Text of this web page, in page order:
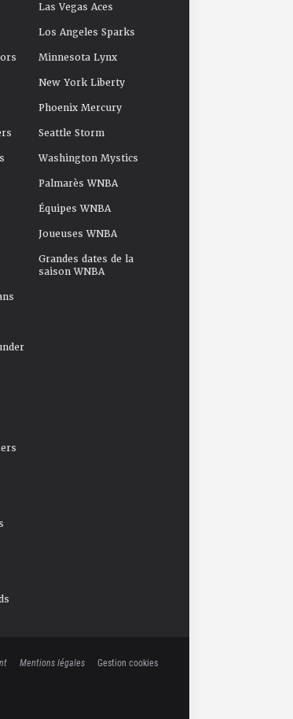
Las Vegas Aces
Los Angeles Sparks
Minnesota Lynx
New York Liberty
Phoenix Mercury
Seattle Storm
Washington Mystics
Palmarès WNBA
Équipes WNBA
Joueuses WNBA
Grandes dates de la
saison WNBA
Mentions légales Gestion cookies